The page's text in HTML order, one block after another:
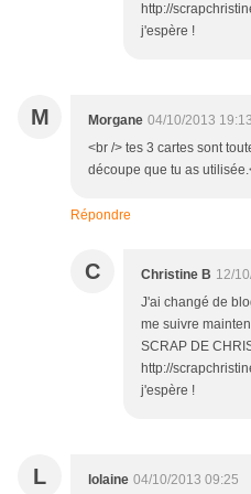
http://
j'espère !
M Morgane 04/10/2013 19:13
<br /> tes 3 cartes sont
découpe que tu as
Répondre
C Christine B 12/
J'ai changé de
me suivre
SCRAP DE
http://
j'espère !
L lolaine 04/10/2013 09:25